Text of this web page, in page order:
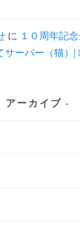
に １０周年記
ーバー（猫）|
アーカイブ